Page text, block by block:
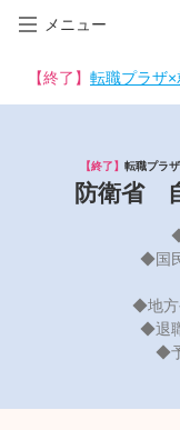
メニュー
【終了】 転職プラザ
【終了】 転職プラ
防衛省
◆国
◆地方
◆退
◆